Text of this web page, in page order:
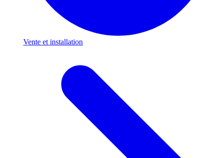
Vente et installation